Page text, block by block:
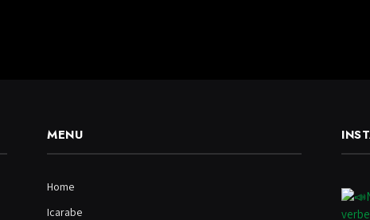
MENU
Home
Icarabe